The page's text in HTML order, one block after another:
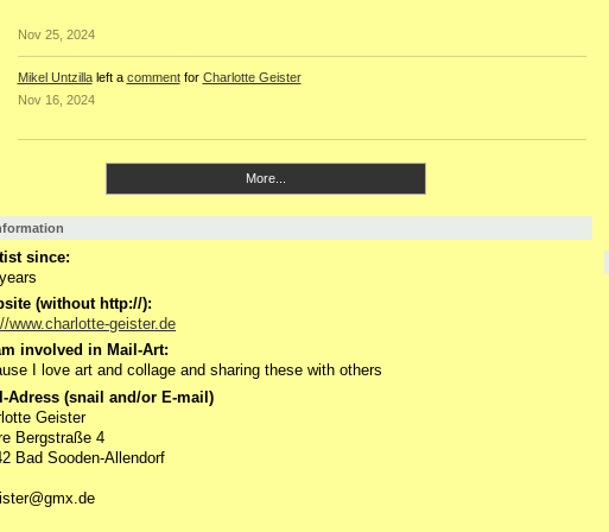
Nov 25, 2024
Mikel Untzillaleft a commentfor Charlotte Geister
Nov 16, 2024
More...
since:
(without http://):
www.charlotte-geister.de
involved in Mail-Art:
I love art and collage and sharing these with others
Adress (snail and/or E-mail)
Geister
Bergstraße 4
Bad Sooden-Allendorf